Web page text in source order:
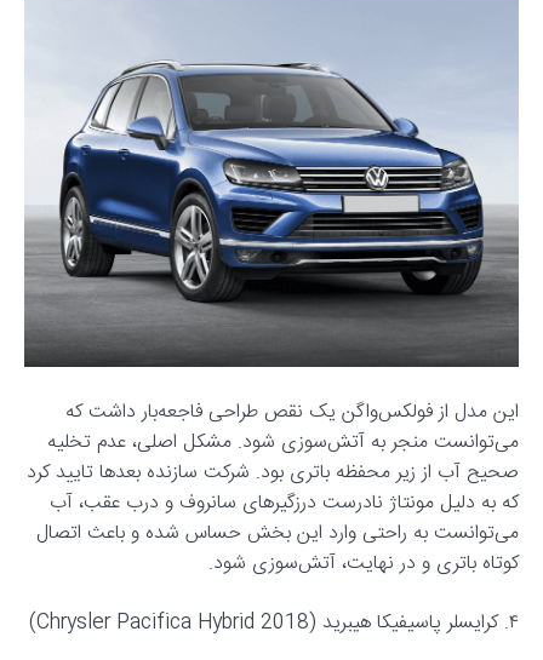
این مدل از فولکس‌واگن یک نقص طراحی فاجعه‌بار داشت که
می‌توانست منجر به آتش‌سوزی شود. مشکل اصلی، عدم تخلیه
صحیح آب از زیر محفظه باتری بود. شرکت سازنده بعدها تایید کرد
که به دلیل مونتاژ نادرست درزگیرهای سانروف و درب عقب، آب
می‌توانست به راحتی وارد این بخش حساس شده و باعث اتصال
کوتاه باتری و در نهایت، آتش‌سوزی شود.
۴. کرایسلر پاسیفیکا هیبرید (2018 Chrysler Pacifica Hybrid)